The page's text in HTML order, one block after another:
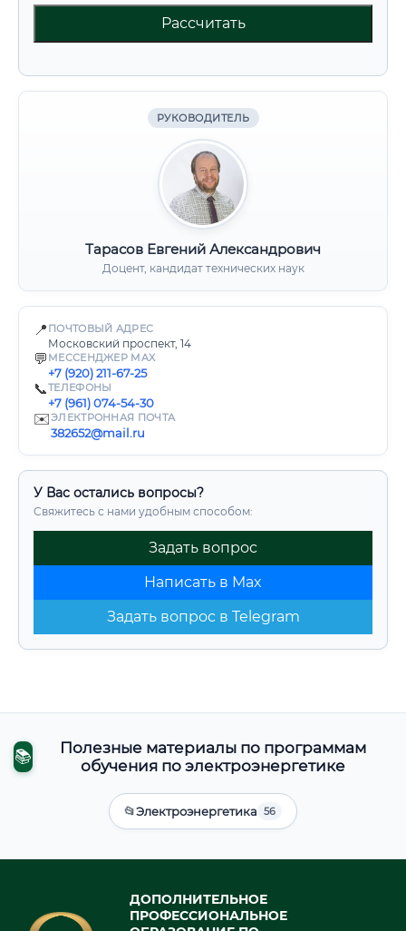
Рассчитать
РУКОВОДИТЕЛЬ
Тарасов Евгений Александрович
Доцент, кандидат технических наук
📍 ПОЧТОВЫЙ АДРЕС
Московский проспект, 14
💬 МЕССЕНДЖЕР MAX
+7 (920) 211-67-25
📞ТЕЛЕФОНЫ
+7 (961) 074-54-30
✉️ЭЛЕКТРОННАЯ ПОЧТА
382652@mail.ru
У Вас остались вопросы?
Свяжитесь с нами удобным способом:
Задать вопрос
Написать в Max
Задать вопрос в Telegram
📚
Полезные материалы по программам
обучения по электроэнергетике
📂Электроэнергетика 56
ДОПОЛНИТЕЛЬНОЕ
ПРОФЕССИОНАЛЬНОЕ